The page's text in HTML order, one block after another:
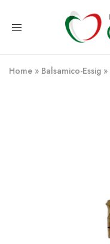
Destination
Gusto
Italienische
Exzellenz
–
100%
Home » Balsamico-Essig »